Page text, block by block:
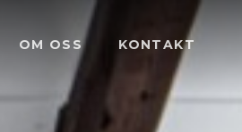
OM OSS KONTAKT